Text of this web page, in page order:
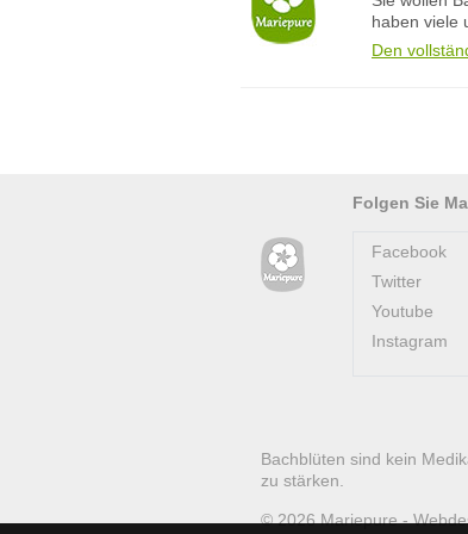
haben viele
Den
Folgen Sie
Facebook
Twitter
Youtube
Instagram
Bachblüten sind kein
zu stärken.
© 2026 Mariepure -